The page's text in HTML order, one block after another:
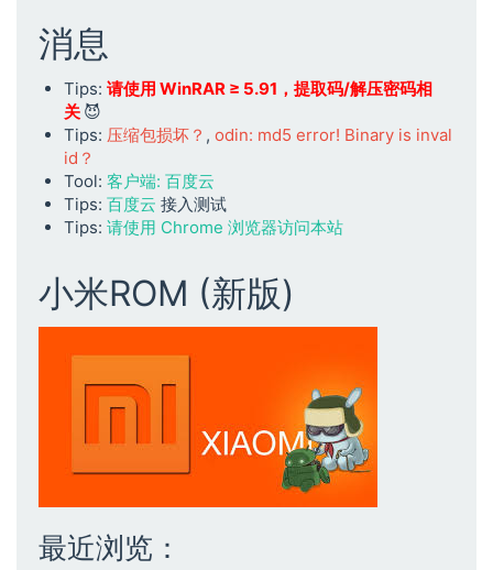
o
d
复
员
才
能
是
要
消息
Tips: 请使用 WinRAR ≥ 5.91，提取码/解压密码相
关 😈
Tips: 压缩包损坏？ , odin: md5 error! Binary is inval
id？
Tool: 客户端: 百度云
Tips: 百度云 接入测试
Tips: 请使用 Chrome 浏览器访问本站
小米ROM (新版)
最近浏览：